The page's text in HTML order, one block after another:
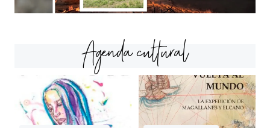
Agenda cultural